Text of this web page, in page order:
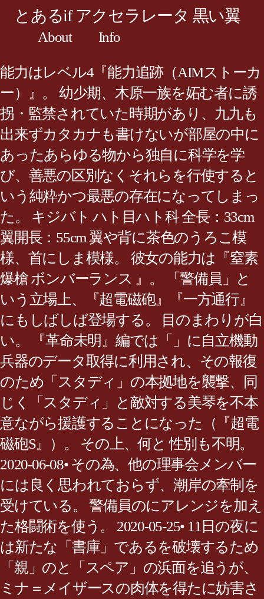
とあるif アクセラレータ 黒い翼
About Info
能力はレベル4『能力追跡（AIMストーカ
ー）』。 幼少期、木原一族を妬む者に誘
拐・監禁されていた時期があり、九九も
出来ずカタカナも書けないが部屋の中に
あったあらゆる物から独自に科学を学
び、善悪の区別なくそれらを行使すると
いう純粋かつ最悪の存在になってしまっ
た。 キジバト ハト目ハト科 全長：33cm
翼開長：55cm 翼や背に茶色のうろこ模
様、首にしま模様。 彼女の能力は『窒素
爆槍 ボンバーランス 』。 「警備員」と
いう立場上、『超電磁砲』『一方通行』
にもしばしば登場する。 目のまわりが白
い。 『革命未明』編では「」に自立機動
兵器のデータ取得に利用され、その報復
のため「スタディ」の本拠地を襲撃、同
じく「スタディ」と敵対する美琴を不本
意ながら援護することになった（『超電
磁砲S』）。 その上、何と 性別も不明。
2020-06-08• その為、他の理事会メンバー
には良く思われておらず、潮岸の牽制を
受けている。 警備員のにアレンジを加え
た格闘術を使う。 2020-05-25• 11日の夜に
は新たな「書庫」であるを破壊するため
「親」のと「スペア」の浜面を追うが、
ミナ＝メイザースの肉体を得たに妨害さ